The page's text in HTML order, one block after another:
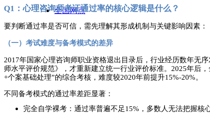
全国网点
Q1：心理咨询师考证通过率的核心逻辑是什么？
要判断通过率是否可信，需先理解其形成机制与关键影响因素：
（一）考试难度与备考模式的差异
2017年国家心理咨询师职业资格退出目录后，行业经历数年无
师水平评价规范》，才重新建立统一行业评价标准。2025年后
+个案基础处理”的综合考核，难度较2020年前提升15%-20%。
不同备考模式的通过率差距显著：
完全自学裸考：通过率普遍不足15%，多数人无法把握核